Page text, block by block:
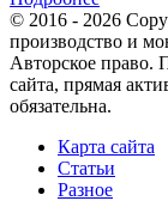
© 2016 - 2026
производство и
Авторское право.
сайта, прямая
обязательна.
Карта сайта
Статьи
Разное